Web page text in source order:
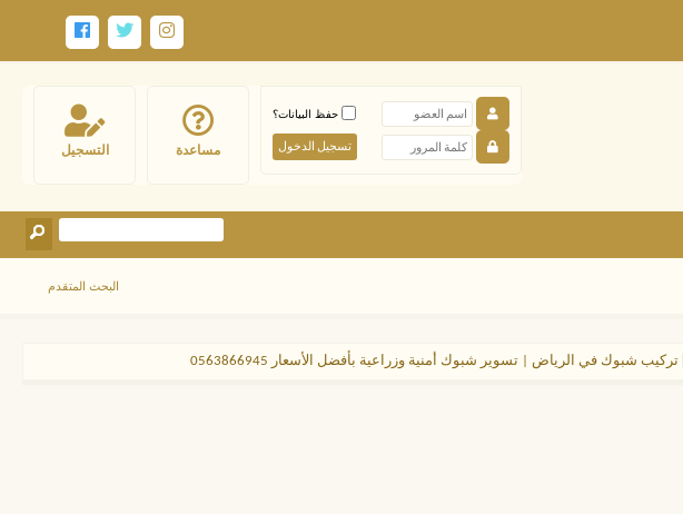
التسجيل مساعدة
حفظ البيانات؟
البحث المتقدم
تركيب شبوك في الرياض | تسوير شبوك أمنية وزراعية بأفضل الأسعار 0563866945